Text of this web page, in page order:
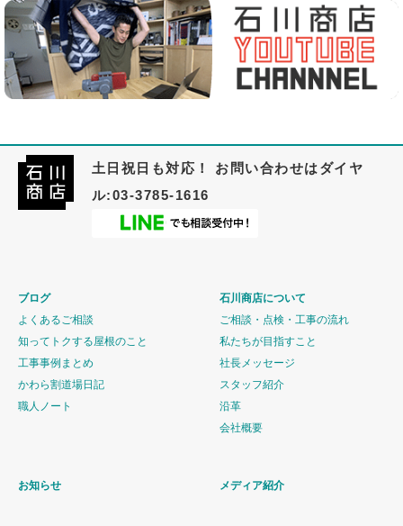
土日祝日も対応！ お問い合わせはダイヤ
ル:03-3785-1616
ブログ
よくあるご相談
知ってトクする屋根のこと
工事事例まとめ
かわら割道場日記
職人ノート
石川商店について
ご相談・点検・工事の流れ
私たちが目指すこと
社長メッセージ
スタッフ紹介
沿革
会社概要
お知らせ メディア紹介